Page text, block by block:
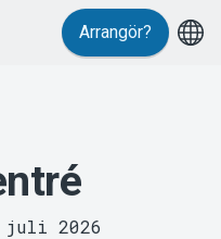
Arrangör?
juli 2026